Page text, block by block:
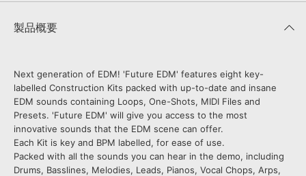
SLS ライセンス提供
製品概要
Next generation of EDM! 'Future EDM' features eight key-
labelled Construction Kits packed with up-to-date and insane
EDM sounds containing Loops, One-Shots, MIDI Files and
Presets. 'Future EDM' will give you access to the most
innovative sounds that the EDM scene can offer.
Each Kit is key and BPM labelled, for ease of use.
Packed with all the sounds you can hear in the demo, including
Drums, Basslines, Melodies, Leads, Pianos, Vocal Chops, Arps,